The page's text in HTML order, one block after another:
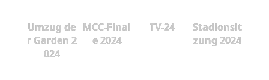
Umzug de
r Garden 2
024
MCC-Final
e 2024
TV-24
Stadionsit
zung 2024